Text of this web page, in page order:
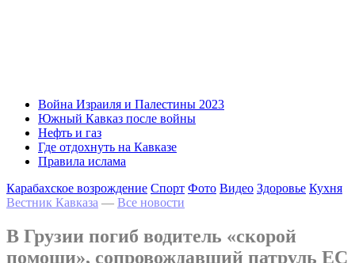
Война Израиля и Палестины 2023
Южный Кавказ после войны
Нефть и газ
Где отдохнуть на Кавказе
Правила ислама
Карабахское возрождение Спорт Фото Видео Здоровье Кухня
Вестник Кавказа — Все новости
В Грузии погиб водитель «скорой
помощи», сопровождавший патруль ЕС